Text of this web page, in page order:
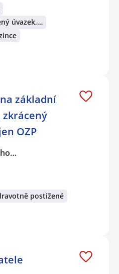
úvazek,…
základní
zkrácený
OZP
postižené